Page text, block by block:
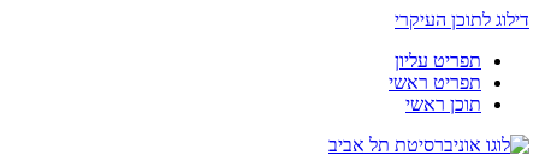
דילוג לתוכן העיקרי
תפריט עליון
תפריט ראשי
תוכן ראשי